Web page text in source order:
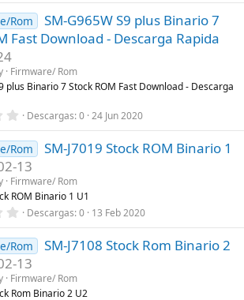
a
(
s
)
0
0
e
s
e
l
s
)
Rom
SM-G965W S9 plus Binario 7
Fast Download - Descarga Rapida
Firmware/ Rom
plus Binario 7 Stock ROM Fast Download - Descarga
0
0
0
e
s
t
r
e
l
a
(
s
)
Descargas 0 24 Jun 2020
Rom
SM-J7019 Stock ROM Binario 1
13
Firmware/ Rom
ROM Binario 1 U1
0
0
0
e
s
t
r
Descargas 0 13 Feb 2020
Rom
SM-J7108 Stock Rom Binario 2
13
Firmware/ Rom
Rom Binario 2 U2